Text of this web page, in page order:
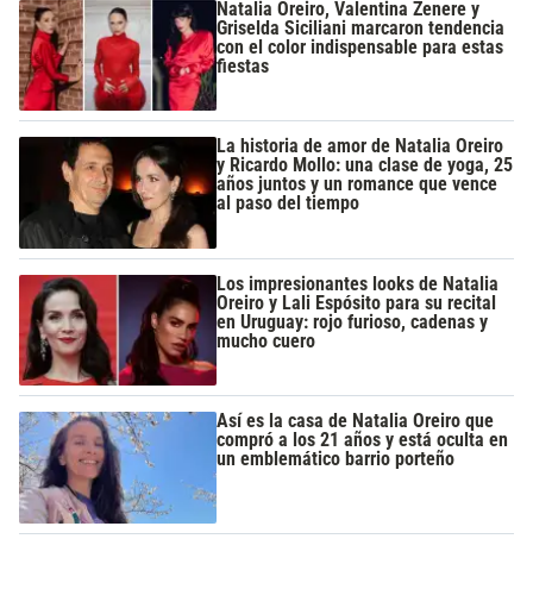
Natalia Oreiro, Valentina Zenere y
Griselda Siciliani marcaron tendencia
con el color indispensable para estas
fiestas
La historia de amor de Natalia Oreiro
y Ricardo Mollo: una clase de yoga, 25
años juntos y un romance que vence
al paso del tiempo
Los impresionantes looks de Natalia
Oreiro y Lali Espósito para su recital
en Uruguay: rojo furioso, cadenas y
mucho cuero
Así es la casa de Natalia Oreiro que
compró a los 21 años y está oculta en
un emblemático barrio porteño